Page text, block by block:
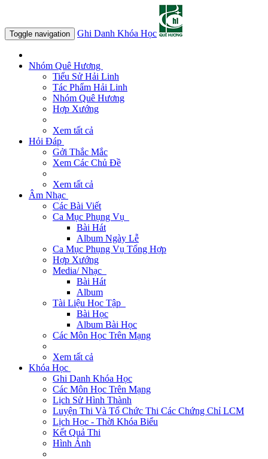
Toggle navigation Ghi Danh Khóa Học
Nhóm Quê Hương
Tiểu Sử Hải Linh
Tác Phẩm Hải Linh
Nhóm Quê Hương
Hợp Xướng
Xem tất cả
Hỏi Đáp
Gởi Thắc Mắc
Xem Các Chủ Đề
Xem tất cả
Âm Nhạc
Các Bài Viết
Ca Mục Phụng Vụ
Bài Hát
Album Ngày Lễ
Ca Mục Phụng Vụ Tổng Hợp
Hợp Xướng
Media/ Nhạc
Bài Hát
Album
Tài Liệu Học Tập
Bài Học
Album Bài Học
Các Môn Học Trên Mạng
Xem tất cả
Khóa Học
Ghi Danh Khóa Học
Các Môn Học Trên Mạng
Lịch Sử Hình Thành
Luyện Thi Và Tổ Chức Thi Các Chứng Chỉ LCM
Lịch Học - Thời Khóa Biểu
Kết Quả Thi
Hình Ảnh